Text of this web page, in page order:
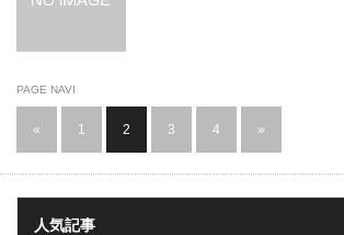
PAGE NAVI
« 1 2 3 4 »
人気記事